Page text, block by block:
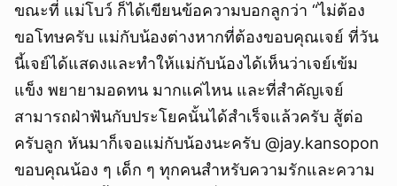
ขณะที่ แม่โบว์ ก็ได้เขียนข้อความบอกลูกว่า “ไม่ต้อง
ขอโทษครับ แม่กับน้องต่างหากที่ต้องขอบคุณเจย์ ที่วัน
นี้เจย์ได้แสดงและทำให้แม่กับน้องได้เห็นว่าเจย์เข้ม
แข็ง พยายามอดทน มากแค่ไหน และที่สำคัญเจย์
สามารถฝ่าฟันกับประโยคนั้นได้สำเร็จแล้วครับ สู้ต่อ
ครับลูก หันมาก็เจอแม่กับน้องนะครับ @jay.kansopon
ขอบคุณน้อง ๆ เด็ก ๆ ทุกคนสำหรับความรักและความ